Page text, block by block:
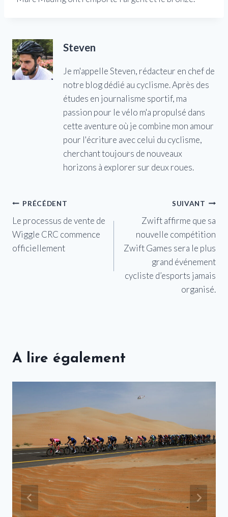
Steven
Je m'appelle Steven, rédacteur en chef de
notre blog dédié au cyclisme. Après des
études en journalisme sportif, ma
passion pour le vélo m'a propulsé dans
cette aventure où je combine mon amour
pour l'écriture avec celui du cyclisme,
cherchant toujours de nouveaux
horizons à explorer sur deux roues.
Navigation
de
l’article
PRÉCÉDENT
Le processus de vente de
Wiggle CRC commence
officiellement
SUIVANT
Zwift affirme que sa
nouvelle compétition
Zwift Games sera le plus
grand événement
cycliste d’esports jamais
organisé.
A lire également